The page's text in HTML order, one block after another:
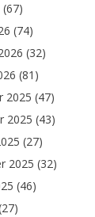
(67)
(74)
(32)
(81)
2025 (47)
2025 (43)
(27)
2025 (32)
(46)